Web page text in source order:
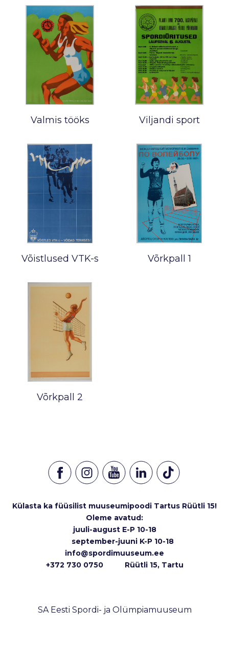
Valmis tööks Viljandi sport
Võistlused VTK-s Võrkpall 1
Võrkpall 2
Külasta ka füüsilist muuseumipoodi Tartus Rüütli 15!
Oleme avatud:
juuli-august E-P 10-18
september-juuni K-P 10-18
info@spordimuuseum.ee
+372 730 0750 Rüütli 15, Tartu
SA Eesti Spordi- ja Olümpiamuuseum